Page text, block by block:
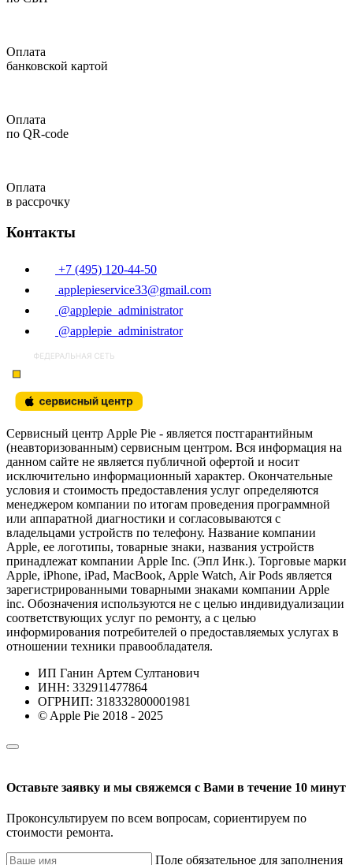
Оплата
банковской картой
Оплата
по QR-code
Оплата
в рассрочку
Контакты
+7 (495) 120-44-50
applepieservice33@gmail.com
@applepie_administrator
@applepie_administrator
Сервисный центр Apple Pie - является постгарантийным
(неавторизованным) сервисным центром. Вся информация на
данном сайте не является публичной офертой и носит
исключительно информационный характер. Окончательные
условия и стоимость предоставления услуг определяются
менеджером компании по итогам проведения программной
или аппаратной диагностики и согласовываются с
владельцами устройств по телефону. Название компании
Apple, ее логотипы, товарные знаки, названия устройств
принадлежат компании Apple Inc. (Эпл Инк.). Торговые марки
Apple, iPhone, iPad, MacBook, Apple Watch, Air Pods является
зарегистрированными товарными знаками компании Apple
inc. Обозначения используются не с целью индивидуализации
соответствующих услуг по ремонту, а с целью
информирования потребителей о предоставляемых услугах в
отношении техники правообладателя.
ИП Ганин Артем Султанович
ИНН: 332911477864
ОГРНИП: 318332800001981
© Apple Pie 2018 - 2025
Оставьте заявку и мы свяжемся с Вами в течение 10 минут
Проконсультируем по всем вопросам, сориентируем по
стоимости ремонта.
Поле обязательное для заполнения